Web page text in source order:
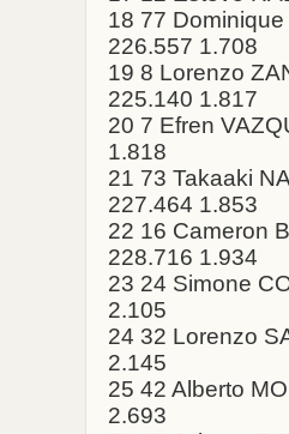
18 77
226.557 1.708
19 8 Lorenzo
225.140 1.817
20 7 Efren
1.818
21 73 Takaaki
227.464 1.853
22 16 Cameron
228.716 1.934
23 24 Simone
2.105
24 32 Lorenzo
2.145
25 42 Alberto
2.693